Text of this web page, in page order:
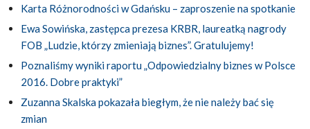
Karta Różnorodności w Gdańsku – zaproszenie na spotkanie
Ewa Sowińska, zastępca prezesa KRBR, laureatką nagrody
FOB „Ludzie, którzy zmieniają biznes”. Gratulujemy!
Poznaliśmy wyniki raportu „Odpowiedzialny biznes w Polsce
2016. Dobre praktyki”
Zuzanna Skalska pokazała biegłym, że nie należy bać się
zmian